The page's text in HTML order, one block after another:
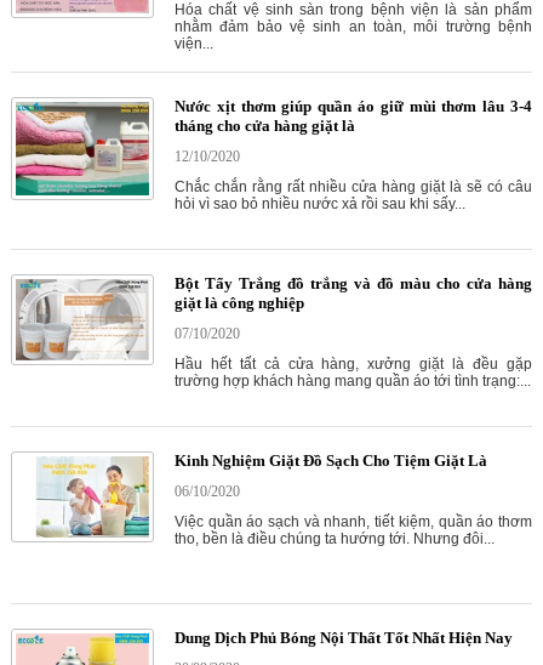
Hóa chất vệ sinh sàn trong bệnh viện là sản phẩm
nhằm đảm bảo vệ sinh an toàn, môi trường bệnh
viện...
Nước xịt thơm giúp quần áo giữ mùi thơm lâu 3-4
tháng cho cửa hàng giặt là
12/10/2020
Chắc chắn rằng rất nhiều cửa hàng giặt là sẽ có câu
hỏi vì sao bỏ nhiều nước xả rồi sau khi sấy...
Bột Tẩy Trắng đồ trắng và đồ màu cho cửa hàng
giặt là công nghiệp
07/10/2020
Hầu hết tất cả cửa hàng, xưởng giặt là đều gặp
trường hợp khách hàng mang quần áo tới tình trạng:...
Kinh Nghiệm Giặt Đồ Sạch Cho Tiệm Giặt Là
06/10/2020
Việc quần áo sạch và nhanh, tiết kiệm, quần áo thơm
tho, bền là điều chúng ta hướng tới. Nhưng đôi...
Dung Dịch Phủ Bóng Nội Thất Tốt Nhất Hiện Nay